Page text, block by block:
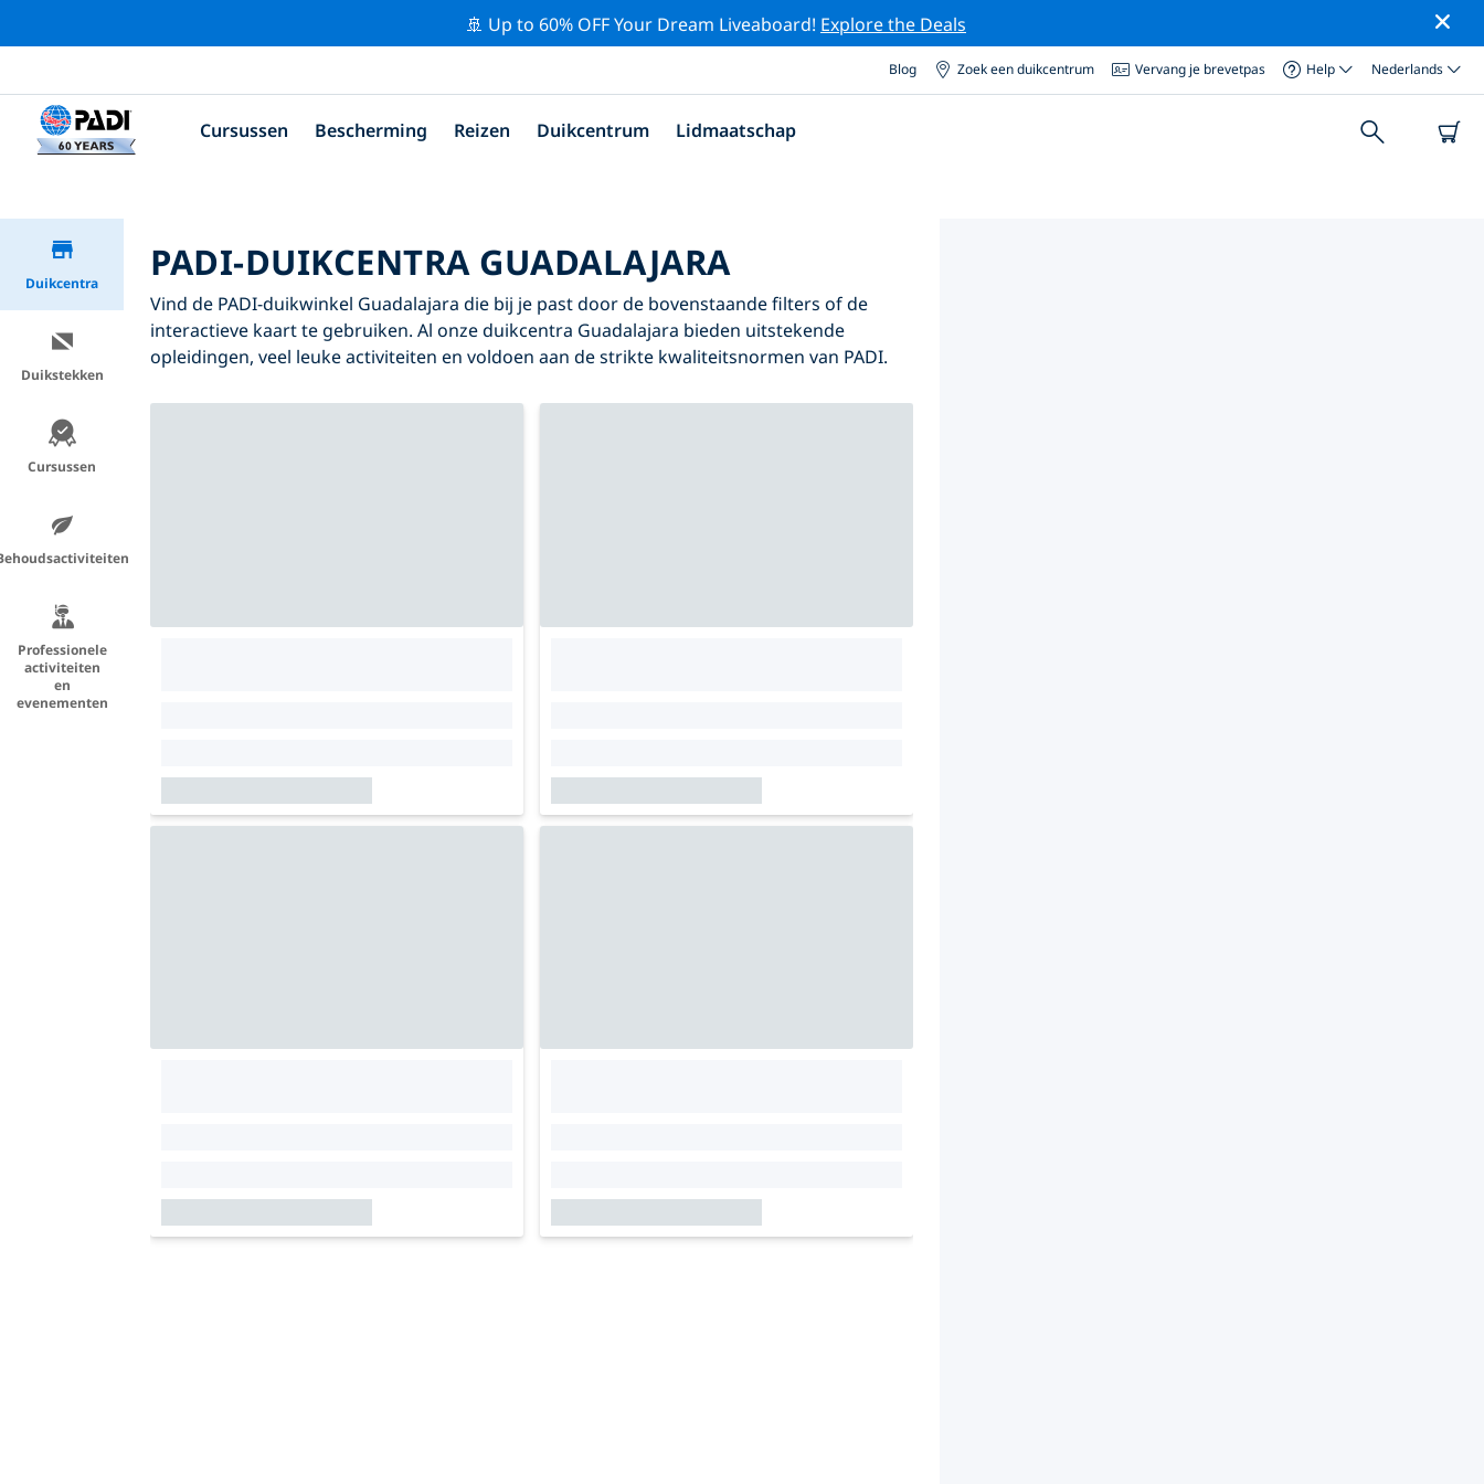
🚢 Up to 60% OFF Your Dream Liveaboard! Explore the Deals
Blog Zoek een duikcentrum Vervang je brevetpas Help Nederlands
Cursussen Bescherming Reizen Duikcentrum Lidmaatschap
Duikcentra
Duikstekken
Cursussen
Professionele
activiteiten
en
evenementen
PADI-DUIKCENTRA GUADALAJARA
Vind de PADI-duikwinkel Guadalajara die bij je past door de bovenstaande filters of de
interactieve kaart te gebruiken. Al onze duikcentra Guadalajara bieden uitstekende
opleidingen, veel leuke activiteiten en voldoen aan de strikte kwaliteitsnormen van PADI.